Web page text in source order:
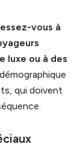
vous à
luxe ou à des
qui doivent